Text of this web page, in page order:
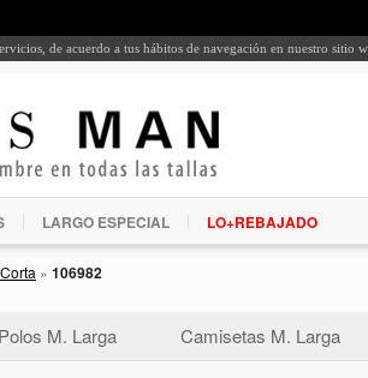
de acuerdo a tus hábitos de navegación en nuestro
LARGO ESPECIAL LO+REBAJADO
» 106982
Polos M. Larga Camisetas M. Larga